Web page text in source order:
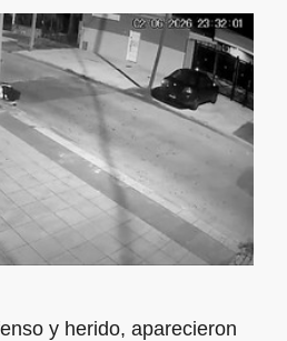
y herido, aparecieron